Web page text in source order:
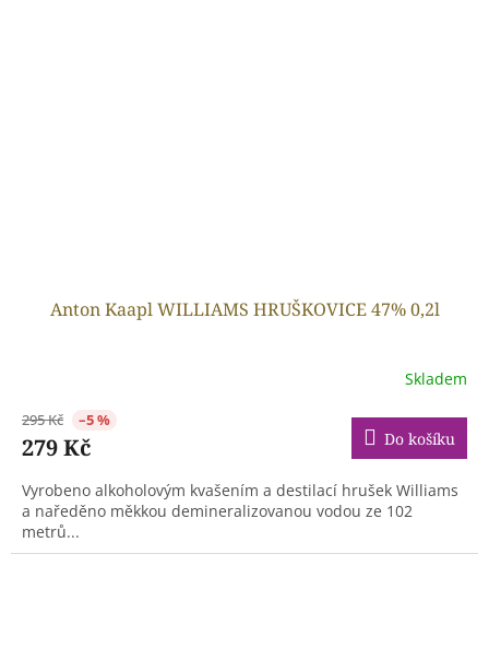
Anton Kaapl WILLIAMS HRUŠKOVICE 47% 0,2l
Skladem
295 Kč –5 %
279 Kč Do košíku
Vyrobeno alkoholovým kvašením a destilací hrušek Williams
a naředěno měkkou demineralizovanou vodou ze 102
metrů...